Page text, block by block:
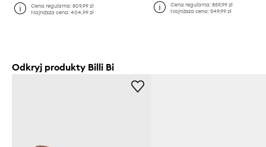
Cena regularna:809,99 zł
Najniższa cena:404,99 zł
Cena regularna: 859,99 zł
Najniższa cena: 549,99 zł
Odkryj produkty Billi Bi